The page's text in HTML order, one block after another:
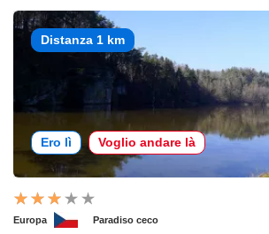
Distanza 1 km
Ero lì Voglio andare là
Europa Paradiso ceco